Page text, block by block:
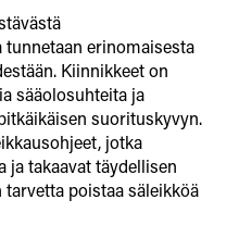
erinomaisesta
Kiinnikkeet on
sääolosuhteita ja
suorituskyvyn.
jotka
ja takaavat täydellisen
poistaa säleikköä